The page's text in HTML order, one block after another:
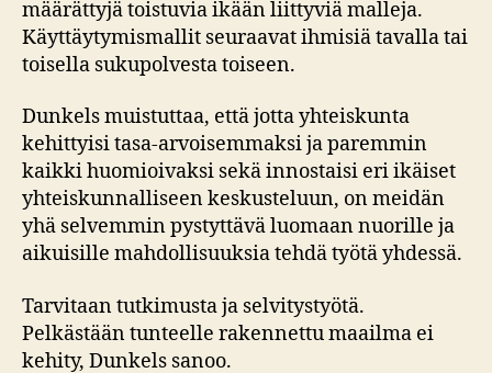
määrättyjä toistuvia ikään liittyviä malleja.
Käyttäytymismallit seuraavat ihmisiä tavalla tai
toisella sukupolvesta toiseen.
Dunkels muistuttaa, että jotta yhteiskunta
kehittyisi tasa-arvoisemmaksi ja paremmin
kaikki huomioivaksi sekä innostaisi eri ikäiset
yhteiskunnalliseen keskusteluun, on meidän
yhä selvemmin pystyttävä luomaan nuorille ja
aikuisille mahdollisuuksia tehdä työtä yhdessä.
Tarvitaan tutkimusta ja selvitystyötä.
Pelkästään tunteelle rakennettu maailma ei
kehity, Dunkels sanoo.